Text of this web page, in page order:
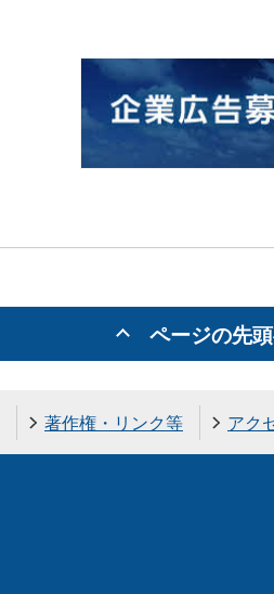
ページの先
著作権・リンク等 アク